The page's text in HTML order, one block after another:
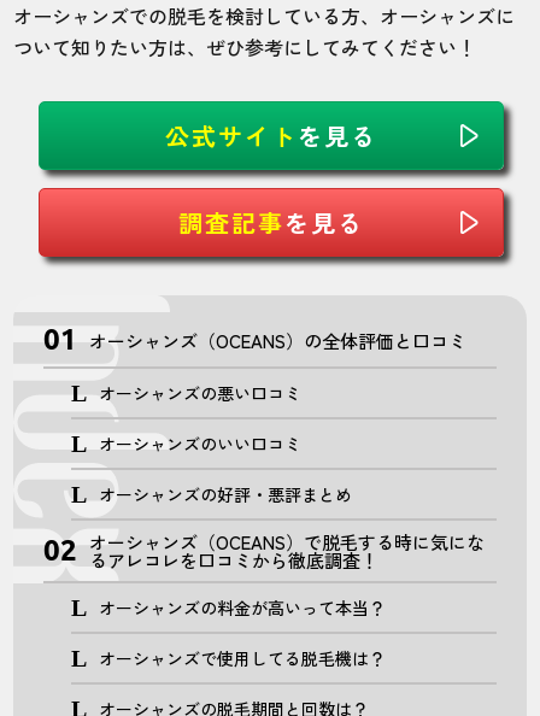
オーシャンズでの脱毛を検討している方、オーシャンズに
ついて知りたい方は、ぜひ参考にしてみてください！
公式サイト を見る
調査記事を見る
オーシャンズ（OCEANS）の全体評価と口コミ
オーシャンズの悪い口コミ
オーシャンズのいい口コミ
オーシャンズの好評・悪評まとめ
オーシャンズ（OCEANS）で脱毛する時に気にな
るアレコレを口コミから徹底調査！
オーシャンズの料金が高いって本当？
オーシャンズで使用してる脱毛機は？
オーシャンズの脱毛期間と回数は？